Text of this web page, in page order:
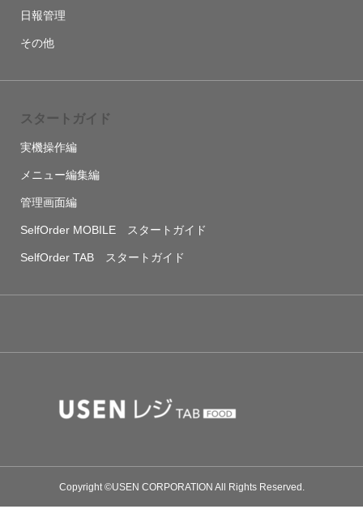
日報管理
その他
スタートガイド
実機操作編
メニュー編集編
管理画面編
SelfOrder MOBILE スタートガイド
SelfOrder TAB スタートガイド
Copyright ©USEN CORPORATION All Rights Reserved.